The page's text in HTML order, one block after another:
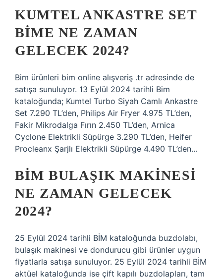
KUMTEL ANKASTRE SET
BIME NE ZAMAN
GELECEK 2024?
Bim ürünleri bim online alışveriş .tr adresinde de
satışa sunuluyor. 13 Eylül 2024 tarihli Bim
kataloğunda; Kumtel Turbo Siyah Camlı Ankastre
Set 7.290 TL’den, Philips Air Fryer 4.975 TL’den,
Fakir Mikrodalga Fırın 2.450 TL’den, Arnica
Cyclone Elektrikli Süpürge 3.290 TL’den, Heifer
Procleanx Şarjlı Elektrikli Süpürge 4.490 TL’den…
BIM BULAŞIK MAKINESI
NE ZAMAN GELECEK
2024?
25 Eylül 2024 tarihli BİM kataloğunda buzdolabı,
bulaşık makinesi ve dondurucu gibi ürünler uygun
fiyatlarla satışa sunuluyor. 25 Eylül 2024 tarihli BİM
aktüel kataloğunda ise çift kapılı buzdolapları, tam